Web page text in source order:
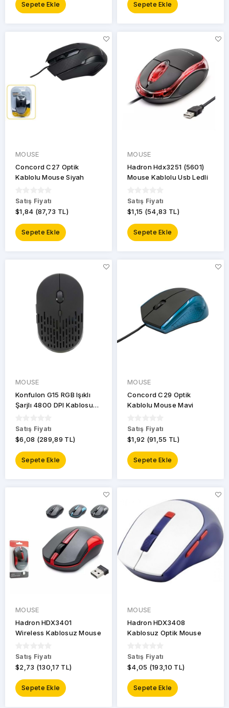
Sepete Ekle Sepete Ekle
MOUSE
Concord C27 Optik
Kablolu Mouse Siyah
Satış Fiyatı
$1,84 (87,73 TL)
Sepete Ekle
MOUSE
Hadron Hdx3251 (5601)
Mouse Kablolu Usb Ledli
Satış Fiyatı
$1,15 (54,83 TL)
Sepete Ekle
MOUSE
Konfulon G15 RGB Işıklı
Şarjlı 4800 DPI Kablosuz
Satış Fiyatı
$6,08 (289,89 TL)
Sepete Ekle
MOUSE
Concord C29 Optik
Kablolu Mouse Mavi
Satış Fiyatı
$1,92 (91,55 TL)
Sepete Ekle
MOUSE
Hadron HDX3401
Wireless Kablosuz Mouse
Satış Fiyatı
$2,73 (130,17 TL)
Sepete Ekle
MOUSE
Hadron HDX3408
Kablosuz Optik Mouse
Satış Fiyatı
$4,05 (193,10 TL)
Sepete Ekle